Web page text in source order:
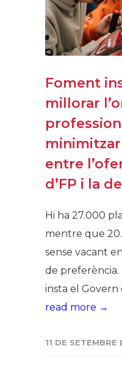
Foment
millorar
entre
d’FP i la
Hi ha 27.000
mentre que
sense vacant
de preferència.
insta el Govern
read more →
11 DE